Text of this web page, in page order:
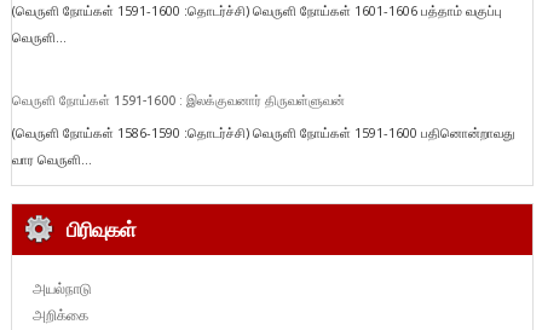
(வெருளி நோய்கள் 1591-1600 :தொடர்ச்சி) வெருளி நோய்கள் 1601-1606 பத்தாம் வகுப்பு
வெருளி...
வெருளி நோய்கள் 1591-1600 : இலக்குவனார் திருவள்ளுவன்
(வெருளி நோய்கள் 1586-1590 :தொடர்ச்சி) வெருளி நோய்கள் 1591-1600 பதினொன்றாவது
வார வெருளி...
பிரிவுகள்
அயல்நாடு
அறிக்கை